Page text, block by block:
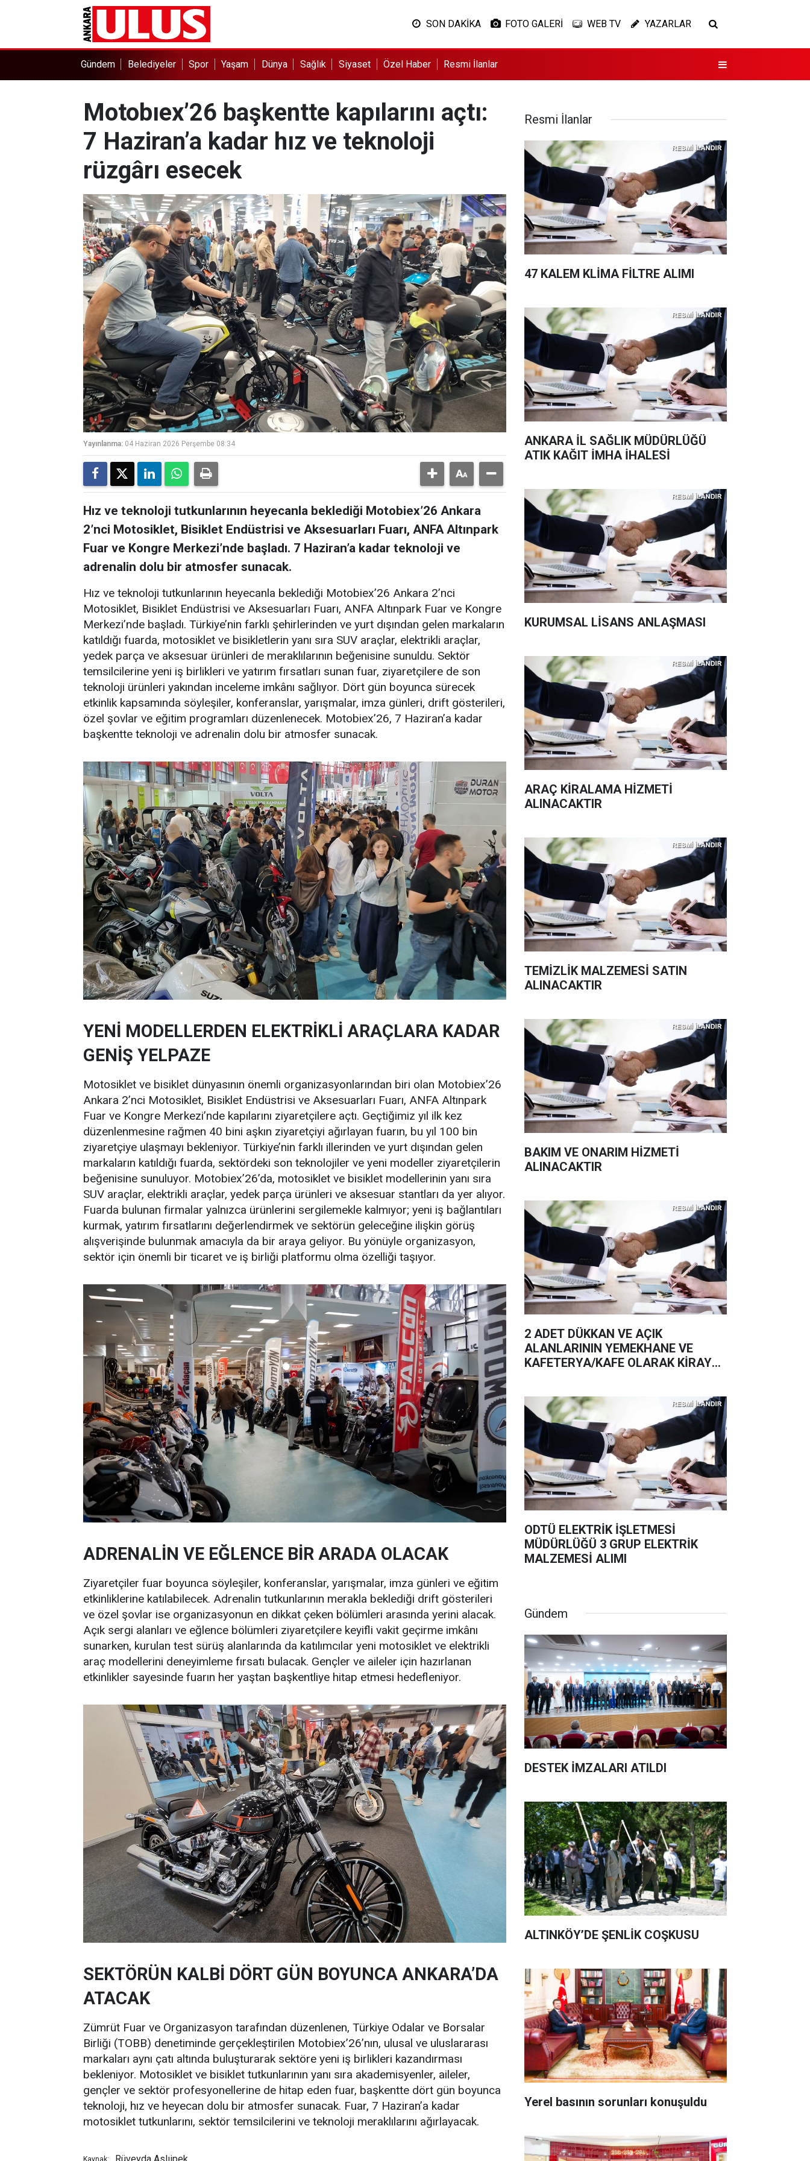
SON DAKİKA FOTO GALERİ WEB TV YAZARLAR
Gündem Belediyeler Spor Yaşam Dünya Sağlık Siyaset Özel Haber Resmi İlanlar
Motobıex’26 başkentte kapılarını açtı:
7 Haziran’a kadar hız ve teknoloji
rüzgârı esecek
Yayınlanma: 04 Haziran 2026 Perşembe 08:34
Hız ve teknoloji tutkunlarının heyecanla beklediği Motobiex’26 Ankara
2’nci Motosiklet, Bisiklet Endüstrisi ve Aksesuarları Fuarı, ANFA Altınpark
Fuar ve Kongre Merkezi’nde başladı. 7 Haziran’a kadar teknoloji ve
adrenalin dolu bir atmosfer sunacak.
Hız ve teknoloji tutkunlarının heyecanla beklediği Motobiex’26 Ankara 2’nci
Motosiklet, Bisiklet Endüstrisi ve Aksesuarları Fuarı, ANFA Altınpark Fuar ve Kongre
Merkezi’nde başladı. Türkiye’nin farklı şehirlerinden ve yurt dışından gelen markaların
katıldığı fuarda, motosiklet ve bisikletlerin yanı sıra SUV araçlar, elektrikli araçlar,
yedek parça ve aksesuar ürünleri de meraklılarının beğenisine sunuldu. Sektör
temsilcilerine yeni iş birlikleri ve yatırım fırsatları sunan fuar, ziyaretçilere de son
teknoloji ürünleri yakından inceleme imkânı sağlıyor. Dört gün boyunca sürecek
etkinlik kapsamında söyleşiler, konferanslar, yarışmalar, imza günleri, drift gösterileri,
özel şovlar ve eğitim programları düzenlenecek. Motobiex’26, 7 Haziran’a kadar
başkentte teknoloji ve adrenalin dolu bir atmosfer sunacak.
YENİ MODELLERDEN ELEKTRİKLİ ARAÇLARA KADAR
GENİŞ YELPAZE
Motosiklet ve bisiklet dünyasının önemli organizasyonlarından biri olan Motobiex’26
Ankara 2’nci Motosiklet, Bisiklet Endüstrisi ve Aksesuarları Fuarı, ANFA Altınpark
Fuar ve Kongre Merkezi’nde kapılarını ziyaretçilere açtı. Geçtiğimiz yıl ilk kez
düzenlenmesine rağmen 40 bini aşkın ziyaretçiyi ağırlayan fuarın, bu yıl 100 bin
ziyaretçiye ulaşmayı bekleniyor. Türkiye’nin farklı illerinden ve yurt dışından gelen
markaların katıldığı fuarda, sektördeki son teknolojiler ve yeni modeller ziyaretçilerin
beğenisine sunuluyor. Motobiex’26’da, motosiklet ve bisiklet modellerinin yanı sıra
SUV araçlar, elektrikli araçlar, yedek parça ürünleri ve aksesuar stantları da yer alıyor.
Fuarda bulunan firmalar yalnızca ürünlerini sergilemekle kalmıyor; yeni iş bağlantıları
kurmak, yatırım fırsatlarını değerlendirmek ve sektörün geleceğine ilişkin görüş
alışverişinde bulunmak amacıyla da bir araya geliyor. Bu yönüyle organizasyon,
sektör için önemli bir ticaret ve iş birliği platformu olma özelliği taşıyor.
ADRENALİN VE EĞLENCE BİR ARADA OLACAK
Ziyaretçiler fuar boyunca söyleşiler, konferanslar, yarışmalar, imza günleri ve eğitim
etkinliklerine katılabilecek. Adrenalin tutkunlarının merakla beklediği drift gösterileri
ve özel şovlar ise organizasyonun en dikkat çeken bölümleri arasında yerini alacak.
Açık sergi alanları ve eğlence bölümleri ziyaretçilere keyifli vakit geçirme imkânı
sunarken, kurulan test sürüş alanlarında da katılımcılar yeni motosiklet ve elektrikli
araç modellerini deneyimleme fırsatı bulacak. Gençler ve aileler için hazırlanan
etkinlikler sayesinde fuarın her yaştan başkentliye hitap etmesi hedefleniyor.
SEKTÖRÜN KALBİ DÖRT GÜN BOYUNCA ANKARA’DA
ATACAK
Zümrüt Fuar ve Organizasyon tarafından düzenlenen, Türkiye Odalar ve Borsalar
Birliği (TOBB) denetiminde gerçekleştirilen Motobiex’26’nın, ulusal ve uluslararası
markaları aynı çatı altında buluşturarak sektöre yeni iş birlikleri kazandırması
bekleniyor. Motosiklet ve bisiklet tutkunlarının yanı sıra akademisyenler, aileler,
gençler ve sektör profesyonellerine de hitap eden fuar, başkentte dört gün boyunca
teknoloji, hız ve heyecan dolu bir atmosfer sunacak. Fuar, 7 Haziran’a kadar
motosiklet tutkunlarını, sektör temsilcilerini ve teknoloji meraklılarını ağırlayacak.
Kaynak: Rüveyda Aslıipek
Resmi İlanlar
47 KALEM KLİMA FİLTRE ALIMI
ANKARA İL SAĞLIK MÜDÜRLÜĞÜ
ATIK KAĞIT İMHA İHALESİ
KURUMSAL LİSANS ANLAŞMASI
ARAÇ KİRALAMA HİZMETİ
ALINACAKTIR
TEMİZLİK MALZEMESİ SATIN
ALINACAKTIR
BAKIM VE ONARIM HİZMETİ
ALINACAKTIR
2 ADET DÜKKAN VE AÇIK
ALANLARININ YEMEKHANE VE
KAFETERYA/KAFE OLARAK KİRAYA
ODTÜ ELEKTRİK İŞLETMESİ
MÜDÜRLÜĞÜ 3 GRUP ELEKTRİK
MALZEMESİ ALIMI
Gündem
DESTEK İMZALARI ATILDI
ALTINKÖY’DE ŞENLİK COŞKUSU
Yerel basının sorunları konuşuldu